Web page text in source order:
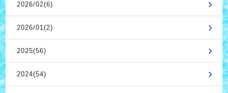
2026/02(6)
2026/01(2)
2025(56)
2024(54)